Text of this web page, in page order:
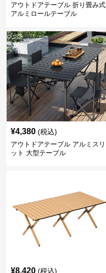
アウトドアテーブル 折り畳み式
アルミロールテーブル
¥4,380 (税込)
アウトドアテーブル アルミスリ
ット 大型テーブル
¥8,420 (税込)